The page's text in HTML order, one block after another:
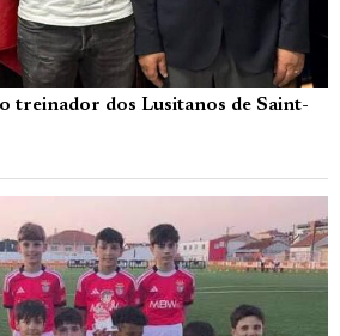
treinador dos Lusitanos de Saint-